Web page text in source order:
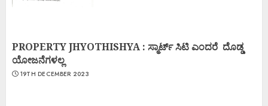
PROPERTY JHYOTHISHYA : ಸ್ಮಾರ್ಟ್ ಸಿಟಿ ಎಂದರೆ ದೊಡ್ಡ
ಯೋಜನೆಗಳಲ್ಲ
19TH DECEMBER 2023